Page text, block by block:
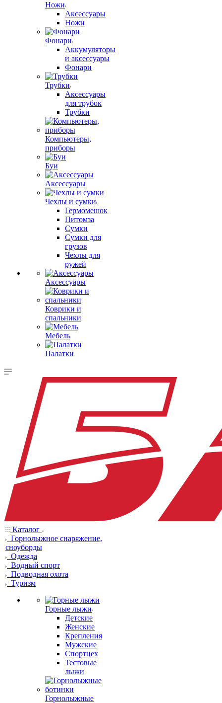
Ножи
Аксессуары
Ножи
Фонари
Аккумуляторы
и аксессуары
Фонари
Трубки
Аксессуары
для трубок
Трубки
Компьютеры,
приборы
Буи
Аксессуары
Чехлы и сумки
Гермомешок
Питомза
Сумки
Сумки для
грузов
Чехлы для
ружей
Аксессуары
Коврики и
спальники
Мебель
Палатки
Каталог
Горнолыжное снаряжение,
сноуборды
Одежда
Водный спорт
Подводная охота
Туризм
Горные лыжи
Детские
Женские
Крепления
Мужские
Спортцех
Тестовые
лыжи
Горнолыжные